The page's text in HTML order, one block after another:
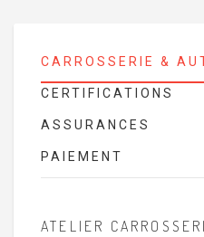
CARROSSERIE &
CERTIFICATIONS
ASSURANCES
PAIEMENT
ATELIER